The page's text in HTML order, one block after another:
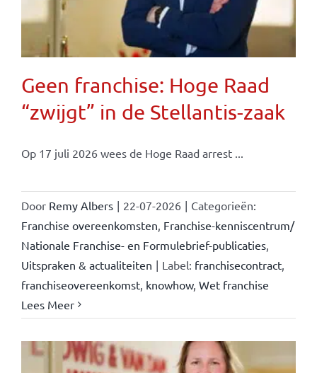
Geen franchise: Hoge Raad
“zwijgt” in de Stellantis-zaak
Op 17 juli 2026 wees de Hoge Raad arrest ...
Door Remy Albers | 22-07-2026 | Categorieën:
Franchise overeenkomsten, Franchise-kenniscentrum/
Nationale Franchise- en Formulebrief-publicaties,
Uitspraken & actualiteiten | Label: franchisecontract,
franchiseovereenkomst, knowhow, Wet franchise
Lees Meer